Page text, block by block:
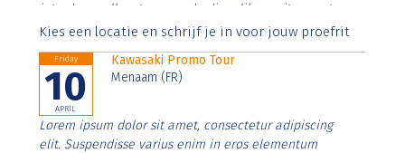
interdum nulla, ut commodo diam libero vitae erat.
Aenean faucibus nibh et justo cursus id rutrum lorem
Kies een locatie en schrijf je in voor jouw proefrit
Friday
10
APRIL
Kawasaki Promo Tour
Menaam (FR)
Lorem ipsum dolor sit amet, consectetur adipiscing
elit. Suspendisse varius enim in eros elementum